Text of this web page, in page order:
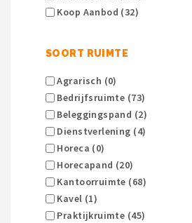
Koop Aanbod (32)
SOORT RUIMTE
Agrarisch (0)
Bedrijfsruimte (73)
Beleggingspand (2)
Dienstverlening (4)
Horeca (0)
Horecapand (20)
Kantoorruimte (68)
Kavel (1)
Praktijkruimte (45)